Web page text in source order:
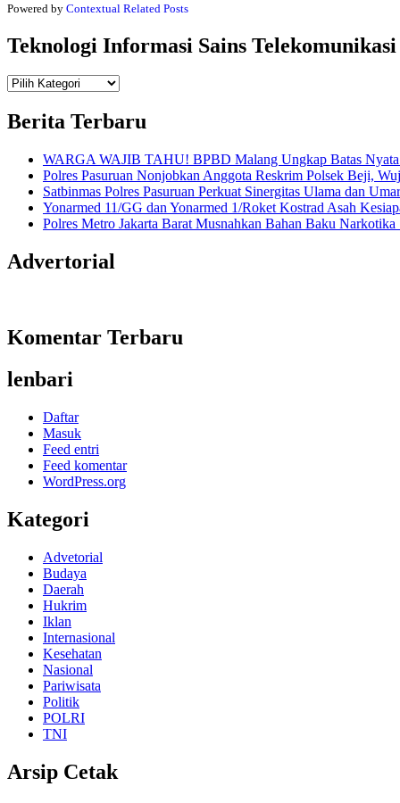
Powered by Contextual Related Posts
Teknologi Informasi Sains Telekomunikasi
Teknologi
Berita Terbaru
WARGA WAJIB TAHU! BPBD Malang Ungkap Batas Nyata
Polres Pasuruan Nonjobkan Anggota Reskrim Polsek Beji,
Satbinmas Polres Pasuruan Perkuat Sinergitas Ulama dan
Yonarmed 11/GG dan Yonarmed 1/Roket Kostrad Asah
Polres Metro Jakarta Barat Musnahkan Bahan Baku
Advertorial
Komentar Terbaru
lenbari
Daftar
Masuk
Feed entri
Feed komentar
WordPress.org
Kategori
Advetorial
Budaya
Daerah
Hukrim
Iklan
Internasional
Kesehatan
Nasional
Pariwisata
Politik
POLRI
TNI
Arsip Cetak